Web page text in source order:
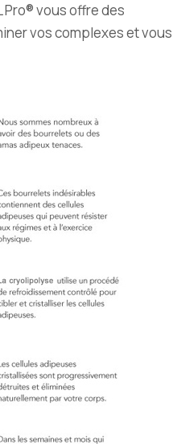
Pro® vous offre des
vos complexes et vous